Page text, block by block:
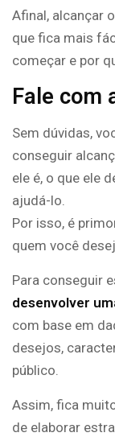
Afinal, alcançar
que fica mais
começar e por
Fale com
Sem dúvidas,
conseguir
ele é, o que ele
ajudá-lo.
Por isso, é
quem você
Para conseguir
desenvolver
com base em
desejos,
público.
Assim, fica
de elaborar